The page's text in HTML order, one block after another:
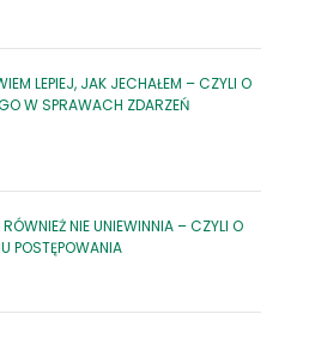
LEPIEJ, JAK JECHAŁEM – CZYLI O
W SPRAWACH ZDARZEŃ
NIE UNIEWINNIA – CZYLI O
POSTĘPOWANIA